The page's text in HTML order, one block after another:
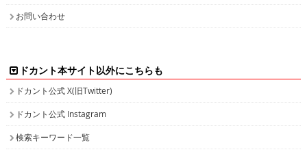
ドカント本サイト以外にこちらも
検索キーワード一覧
高収入求人をお探しなら、高収入求人情報誌ドカント